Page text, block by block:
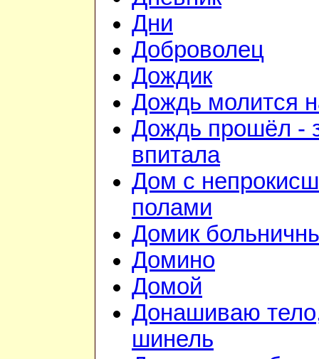
Дни
Доброволец
Дождик
Дождь молится
Дождь прошёл -
впитала
Дом с
полами
Домик
Домино
Домой
Донашиваю
шинель